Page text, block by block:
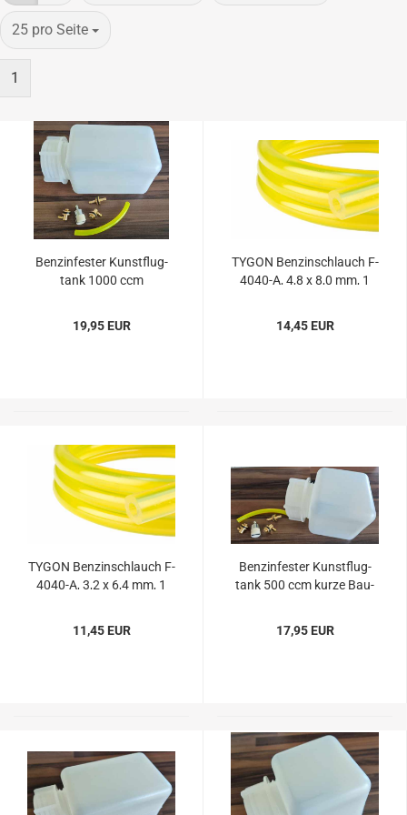
25 pro Seite
pro Seite
1
Ben­zin­fes­ter Kunst­flug­
tank 1000 ccm
19,95 EUR
TYGON Ben­zin­schlauch F-​
4040-​A, 4,8 x 8,0 mm, 1
14,45 EUR
TYGON Ben­zin­schlauch F-​
4040-​A, 3,2 x 6,4 mm, 1
11,45 EUR
Ben­zin­fes­ter Kunst­flug­
tank 500 ccm kurze Bau­
17,95 EUR